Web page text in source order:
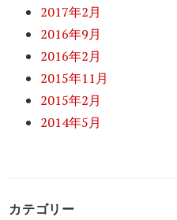
2017年2月
2016年9月
2016年2月
2015年11月
2015年2月
2014年5月
カテゴリー